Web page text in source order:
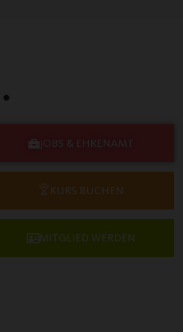
JOBS & EHRENAMT
KURS BUCHEN
MITGLIED WERDEN